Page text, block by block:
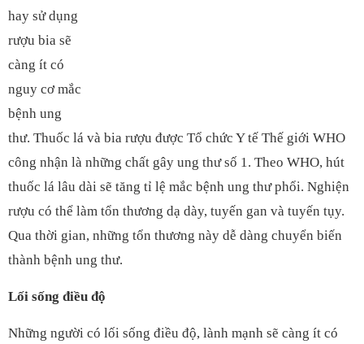
hay sử dụng
rượu bia sẽ
càng ít có
nguy cơ mắc
bệnh ung
thư. Thuốc lá và bia rượu được Tổ chức Y tế Thế giới WHO
công nhận là những chất gây ung thư số 1. Theo WHO, hút
thuốc lá lâu dài sẽ tăng tỉ lệ mắc bệnh ung thư phổi. Nghiện
rượu có thể làm tổn thương dạ dày, tuyến gan và tuyến tụy.
Qua thời gian, những tổn thương này dễ dàng chuyển biến
thành bệnh ung thư.
Lối sống điều độ
Những người có lối sống điều độ, lành mạnh sẽ càng ít có